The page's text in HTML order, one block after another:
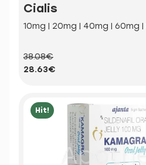
Cialis
10mg | 20mg | 40mg | 60mg
38.08€
28.63€
Hit!